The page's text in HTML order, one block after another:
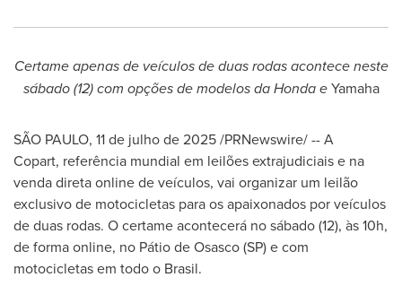
Certame apenas de veículos de duas rodas acontece neste
sábado (12) com opções de modelos da Honda eYamaha
SÃO PAULO, 11 de julho de 2025/PRNewswire/ -- A
Copart, referência mundial em leilões extrajudiciais e na
venda direta online de veículos, vai organizar um leilão
exclusivo de motocicletas para os apaixonados por veículos
de duas rodas. O certame acontecerá no sábado (12), às 10h,
de forma online, no Pátio de Osasco (SP) e com
motocicletas em todo o Brasil.